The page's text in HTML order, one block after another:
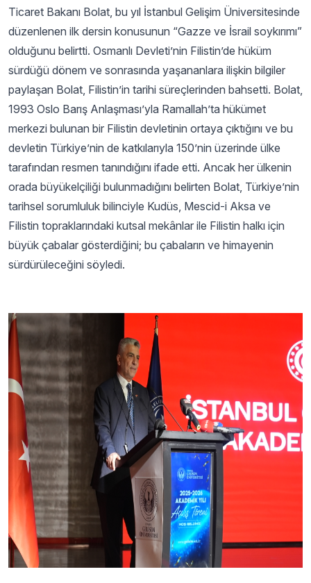
Ticaret Bakanı Bolat, bu yıl İstanbul Gelişim Üniversitesinde
düzenlenen ilk dersin konusunun “Gazze ve İsrail soykırımı”
olduğunu belirtti. Osmanlı Devleti’nin Filistin’de hüküm
sürdüğü dönem ve sonrasında yaşananlara ilişkin bilgiler
paylaşan Bolat, Filistin’in tarihi süreçlerinden bahsetti. Bolat,
1993 Oslo Barış Anlaşması’yla Ramallah’ta hükümet
merkezi bulunan bir Filistin devletinin ortaya çıktığını ve bu
devletin Türkiye’nin de katkılarıyla 150’nin üzerinde ülke
tarafından resmen tanındığını ifade etti. Ancak her ülkenin
orada büyükelçiliği bulunmadığını belirten Bolat, Türkiye’nin
tarihsel sorumluluk bilinciyle Kudüs, Mescid-i Aksa ve
Filistin topraklarındaki kutsal mekânlar ile Filistin halkı için
büyük çabalar gösterdiğini; bu çabaların ve himayenin
sürdürüleceğini söyledi.